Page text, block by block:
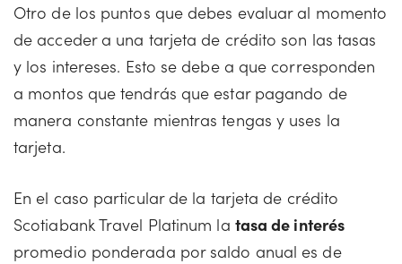
Otro de los puntos que debes evaluar al momento
de acceder a una tarjeta de crédito son las tasas
y los intereses. Esto se debe a que corresponden
a montos que tendrás que estar pagando de
manera constante mientras tengas y uses la
tarjeta.
En el caso particular de la tarjeta de crédito
Scotiabank Travel Platinum la tasa de interés
promedio ponderada por saldo anual es de